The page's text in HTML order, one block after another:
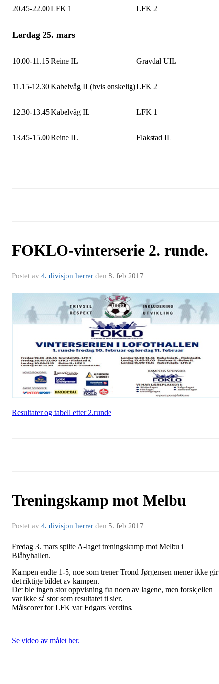
20.45-22.00LFK 1 LFK 2
Lørdag 25. mars
10.00-11.15Reine IL Gravdal UIL
11.15-12.30Kabelvåg IL(hvis ønskelig)LFK 2
12.30-13.45Kabelvåg IL LFK 1
13.45-15.00Reine IL Flakstad IL
FOKLO-vinterserie 2. runde.
Postet av 4. divisjon herrer den 8. feb 2017
Resultater og tabell etter 2.runde
Treningskamp mot Melbu
Postet av 4. divisjon herrer den 5. feb 2017
Fredag 3. mars spilte A-laget treningskamp mot Melbu i
Blåbyhallen.
Kampen endte 1-5, noe som trener Trond Jørgensen mener ikke gir
det riktige bildet av kampen.
Det ble ingen stor oppvisning fra noen av lagene, men forskjellen
var ikke så stor som resultatet tilsier.
Målscorer for LFK var Edgars Verdins.
Se video av målet her.